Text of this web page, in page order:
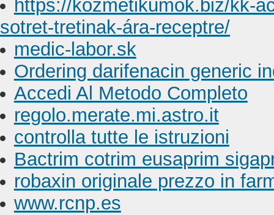
https://kozmetikumok.biz/kk-
sotret-tretinak-ára-receptre/
medic-labor.sk
Ordering darifenacin generic
Accedi Al Metodo Completo
regolo.merate.mi.astro.it
controlla tutte le istruzioni
Bactrim cotrim eusaprim
robaxin originale prezzo in
www.rcnp.es